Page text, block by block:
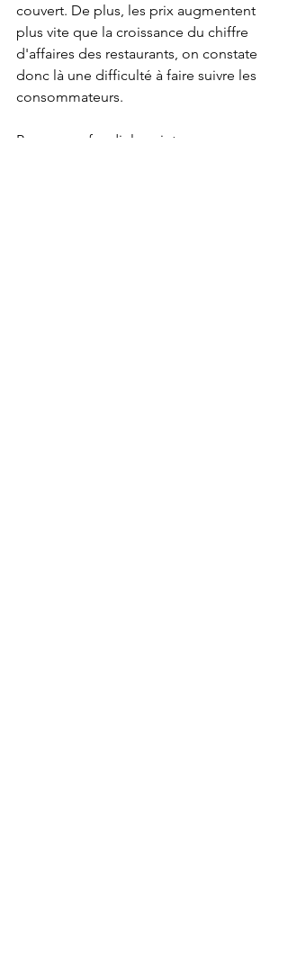
couvert. De plus, les prix augmentent
plus vite que la croissance du chiffre
d'affaires des restaurants, on constate
donc là une difficulté à faire suivre les
consommateurs.
Pour approfondir le sujet, vous pouvez